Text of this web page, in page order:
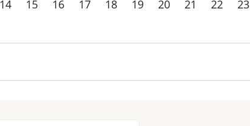
14 15 16 17 18 19 20 21 22 23